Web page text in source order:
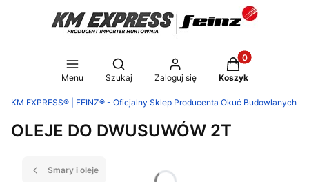
Menu
Otwórz wyszukiwarkę
Szukaj Zaloguj się
Produkty w
Koszyk
KM EXPRESS® | FEINZ® - Oficjalny Sklep Producenta Okuć Budowlanych
OLEJE DO DWUSUWÓW 2T
Smary i oleje